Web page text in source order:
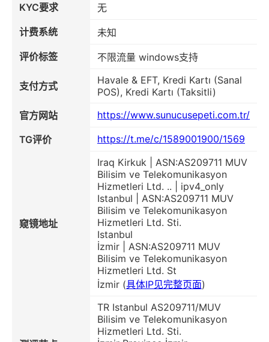
KYC要求
无
计费系统
未知
评价标签
不限流量 windows支持
支付方式
Havale & EFT, Kredi Kartı (Sanal
POS), Kredi Kartı (Taksitli)
官方网站
https://www.sunucusepeti.com.tr/
TG评价 https://t.me/c/1589001900/1569
窥镜地址
Iraq Kirkuk | ASN:AS209711 MUV
Bilisim ve Telekomunikasyon
Hizmetleri Ltd. .. | ipv4_only
Istanbul | ASN:AS209711 MUV
Bilisim ve Telekomunikasyon
Hizmetleri Ltd. Sti.
Istanbul
İzmir | ASN:AS209711 MUV
Bilisim ve Telekomunikasyon
Hizmetleri Ltd. St
İzmir (具体IP见完整页面)
TR Istanbul AS209711/MUV
Bilisim ve Telekomunikasyon
Hizmetleri Ltd. Sti.